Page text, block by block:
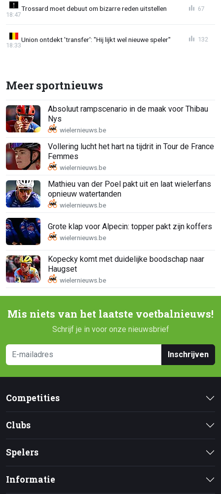
Trossard moet debuut om bizarre reden uitstellen
18:47
67
Union ontdekt 'transfer': "Hij lijkt wel nieuwe speler"
18:33
132
Meer sportnieuws
Absoluut rampscenario in de maak voor Thibau
Nys
Vollering lucht het hart na tijdrit in Tour de France
Femmes
Mathieu van der Poel pakt uit en laat wielerfans
opnieuw watertanden
Grote klap voor Alpecin: topper pakt zijn koffers
Kopecky komt met duidelijke boodschap naar
Haugset
Mis niets van het laatste voetbalnieuws!
Schrijf je in voor onze nieuwsbrief
Inschrijven
Competities
Clubs
Spelers
Informatie